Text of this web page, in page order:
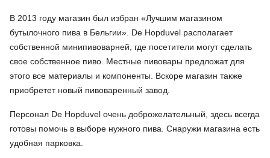
В 2013 году магазин был избран «Лучшим магазином
бутылочного пива в Бельгии». De Hopduvel располагает
собственной минипивоварней, где посетители могут сделать
свое собственное пиво. Местные пивовары предложат для
этого все материалы и компоненты. Вскоре магазин также
приобретет новый пивоваренный завод.
Персонал De Hopduvel очень доброжелательный, здесь всегда
готовы помочь в выборе нужного пива. Снаружи магазина есть
удобная парковка.